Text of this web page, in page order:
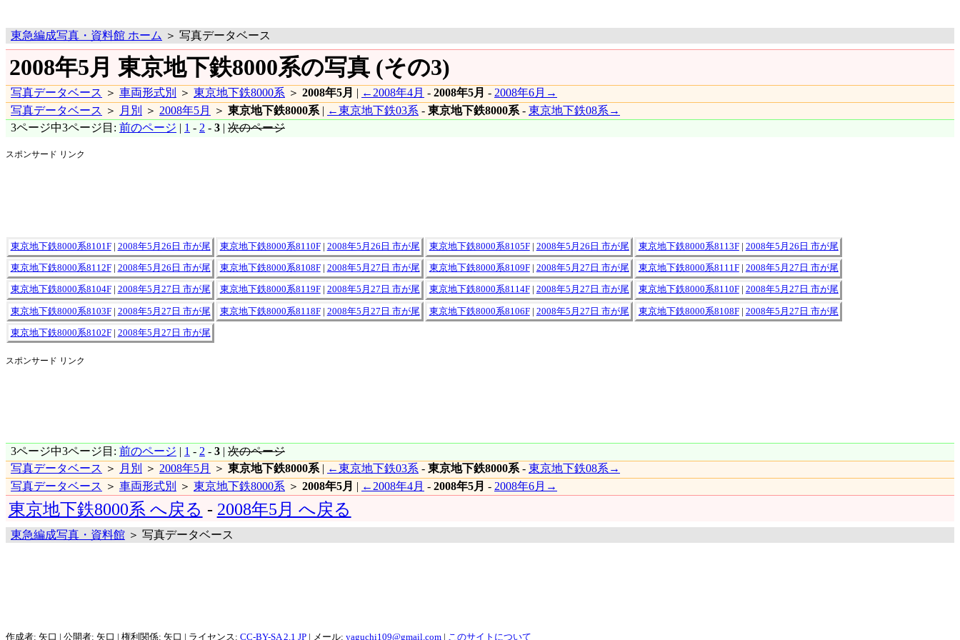
東急編成写真・資料館 ホーム ＞ 写真データベース
2008年5月 東京地下鉄8000系の写真 (その3)
写真データベース ＞ 車両形式別 ＞ 東京地下鉄8000系 ＞ 2008年5月 | ←2008年4月 - 2008年5月 - 2008年6月→
写真データベース ＞ 月別 ＞ 2008年5月 ＞ 東京地下鉄8000系 | ←東京地下鉄03系 - 東京地下鉄8000系 - 東京地下鉄08系→
3ページ中3ページ目: 前のページ | 1 - 2 - 3 | 次のページ
スポンサード リンク
東京地下鉄8000系8101F| 2008年5月26日 市が尾 東京地下鉄8000系8110F| 2008年5月26日 市が尾 東京地下鉄8000系8105F| 2008年5月26日 市が尾 東京地下鉄8000系8113F| 2008年5月26日 市が尾
東京地下鉄8000系8112F| 2008年5月26日 市が尾 東京地下鉄8000系8108F| 2008年5月27日 市が尾 東京地下鉄8000系8109F| 2008年5月27日 市が尾 東京地下鉄8000系8111F| 2008年5月27日 市が尾
東京地下鉄8000系8104F| 2008年5月27日 市が尾 東京地下鉄8000系8119F| 2008年5月27日 市が尾 東京地下鉄8000系8114F| 2008年5月27日 市が尾 東京地下鉄8000系8110F| 2008年5月27日 市が尾
東京地下鉄8000系8103F| 2008年5月27日 市が尾 東京地下鉄8000系8118F| 2008年5月27日 市が尾 東京地下鉄8000系8106F| 2008年5月27日 市が尾 東京地下鉄8000系8108F| 2008年5月27日 市が尾
東京地下鉄8000系8102F| 2008年5月27日 市が尾
スポンサード リンク
3ページ中3ページ目: 前のページ | 1 - 2 - 3 | 次のページ
写真データベース ＞ 月別 ＞ 2008年5月 ＞ 東京地下鉄8000系| ←東京地下鉄03系 - 東京地下鉄8000系- 東京地下鉄08系→
写真データベース ＞ 車両形式別 ＞ 東京地下鉄8000系 ＞ 2008年5月 | ←2008年4月 - 2008年5月 - 2008年6月→
東京地下鉄8000系 へ戻る - 2008年5月 へ戻る
東急編成写真・資料館 ＞ 写真データベース
作成者: 矢口 | 公開者: 矢口 | 権利関係: 矢口 | ライセンス: CC-BY-SA 2.1 JP | メール: yaguchi109@gmail.com このサイトについて